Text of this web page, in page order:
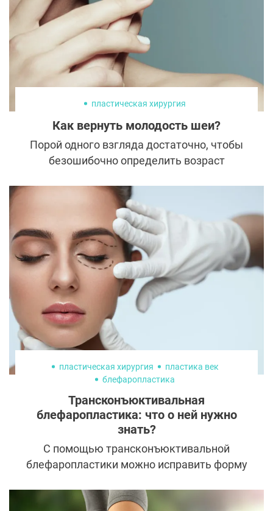
пластическая хирургия
Как вернуть молодость шеи?
Порой одного взгляда достаточно, чтобы
безошибочно определить возраст
руки – главные маркеры старения.
Обычно повышенный уход достается лицу
и рукам, а шея остается забытой. Такое
невнимание к деталям часто выходит
боком: контур плывет, а подбородочный
угол теряет четкость. Как же
знаменитостям за 50 удается избежать
дряблости шеи и подбородка? Секрет – в
своевременном посещении пластического
хирурга.
пластическая хирургия
пластика век
блефаропластика
Трансконъюктивальная
блефаропластика: что о ней нужно
знать?
С помощью трансконъюктивальной
блефаропластики можно исправить форму
шрамов. Именно за это такую операцию